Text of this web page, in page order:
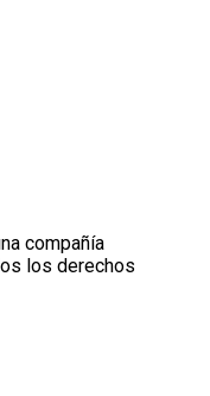
compañía
los derechos